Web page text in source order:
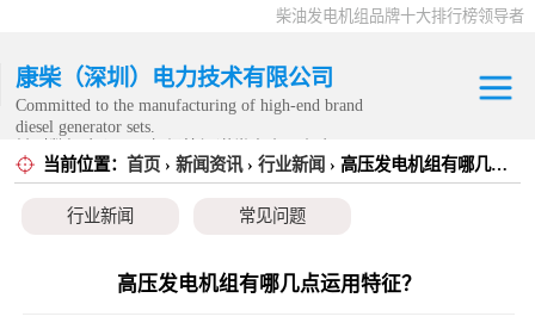
柴油发电机组品牌十大排行榜领导者
康柴（深圳）电力技术有限公司
Committed to the manufacturing of high-end brand
diesel generator sets.
务范围内。
当前位置： 首页 › 新闻资讯› 行业新闻 › 高压发电机组有哪几点运用特征？
行业新闻 常见问题
高压发电机组有哪几点运用特征？
康明斯发电机组
静音发电机组
移动发电机组